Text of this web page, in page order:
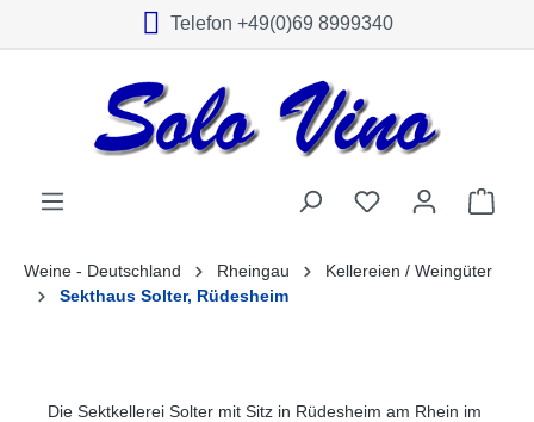
Telefon +49(0)69 8999340
Weine - Deutschland Rheingau
Kellereien / Weingüter
Sekthaus Solter, Rüdesheim
Die Sektkellerei Solter mit Sitz in Rüdesheim am Rhein im